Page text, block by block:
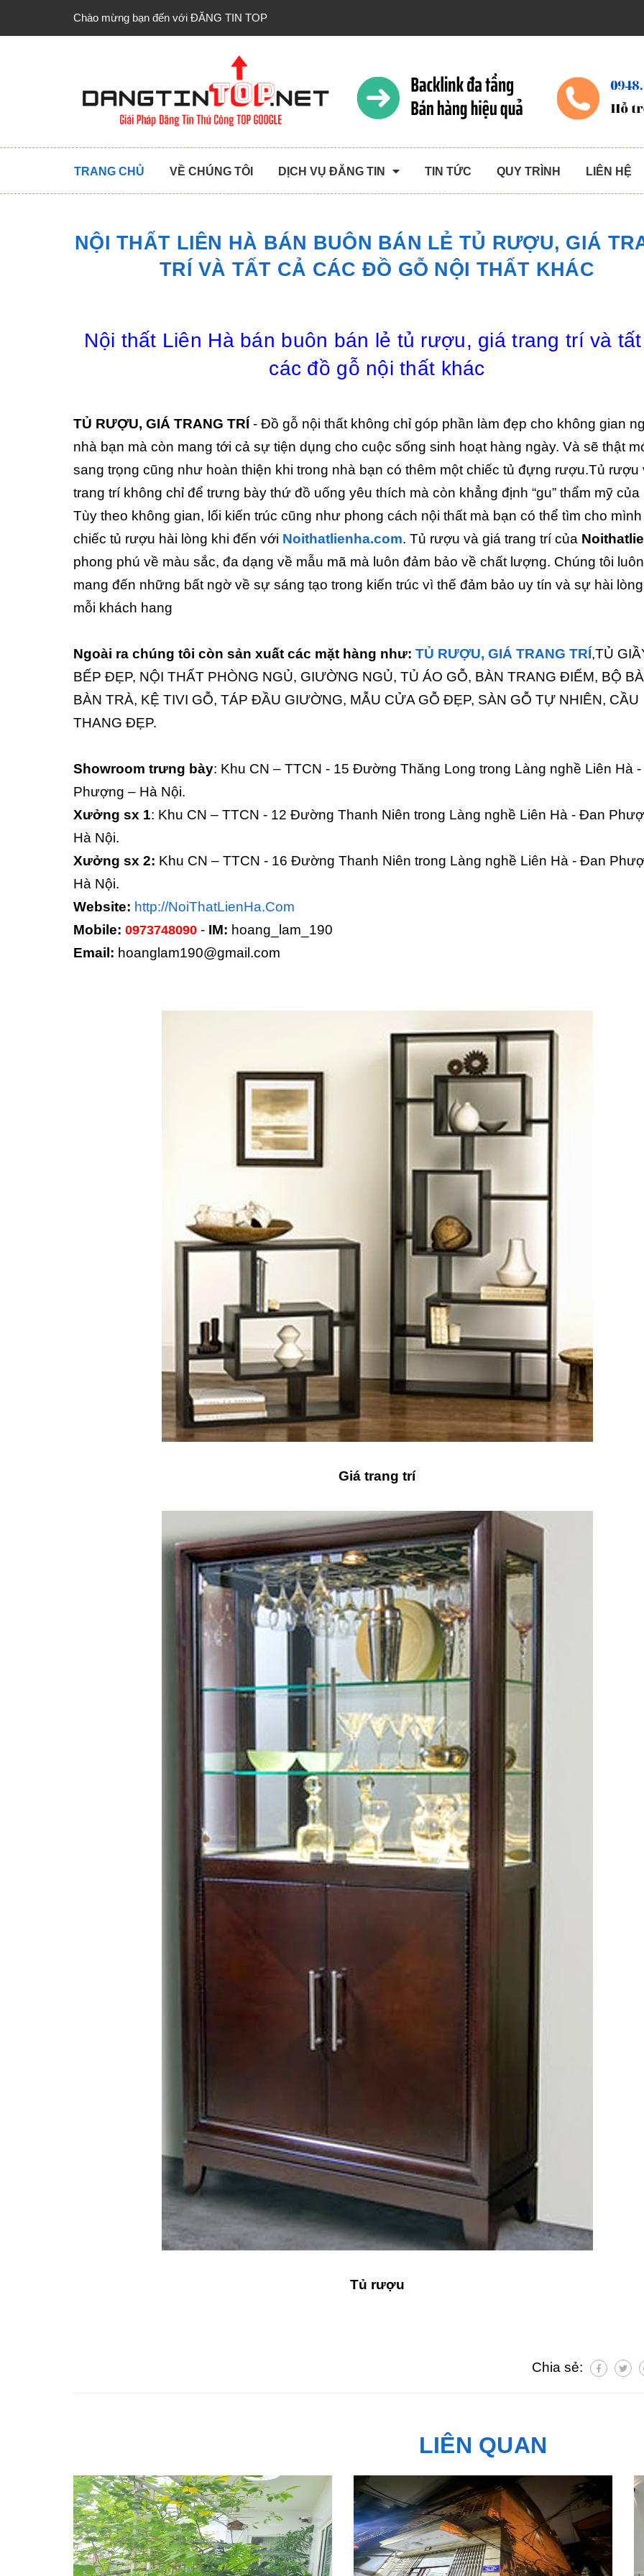
Chào mừng bạn đến với ĐĂNG TIN TOP
TRANG CHỦ VỀ CHÚNG TÔI DỊCH VỤ ĐĂNG TIN TIN TỨC QUY TRÌNH LIÊN HỆ
NỘI THẤT LIÊN HÀ BÁN BUÔN BÁN LẺ TỦ RƯỢU, GIÁ
TRÍ VÀ TẤT CẢ CÁC ĐỒ GỖ NỘI THẤT KHÁC
Nội thất Liên Hà bán buôn bán lẻ tủ rượu, giá trang trí và
các đồ gỗ nội thất khác
TỦ RƯỢU, GIÁ TRANG TRÍ - Đồ gỗ nội thất không chỉ góp phần làm đẹp cho không gian
nhà bạn mà còn mang tới cả sự tiện dụng cho cuộc sống sinh hoạt hàng ngày. Và sẽ thật
sang trọng cũng như hoàn thiện khi trong nhà bạn có thêm một chiếc tủ đựng rượu.Tủ rượu
trang trí không chỉ để trưng bày thứ đồ uống yêu thích mà còn khẳng định “gu” thẩm mỹ của
Tùy theo không gian, lối kiến trúc cũng như phong cách nội thất mà bạn có thể tìm cho
chiếc tủ rượu hài lòng khi đến với Noithatlienha.com. Tủ rượu và giá trang trí của
phong phú về màu sắc, đa dạng về mẫu mã mà luôn đảm bảo về chất lượng. Chúng tôi luôn
mang đến những bất ngờ về sự sáng tạo trong kiến trúc vì thế đảm bảo uy tín và sự hài
mỗi khách hang
Ngoài ra chúng tôi còn sản xuất các mặt hàng như: TỦ RƯỢU, GIÁ TRANG TRÍ,TỦ
BẾP ĐẸP, NỘI THẤT PHÒNG NGỦ, GIƯỜNG NGỦ, TỦ ÁO GỖ, BÀN TRANG ĐIỂM, BỘ
BÀN TRÀ, KỆ TIVI GỖ, TÁP ĐẦU GIƯỜNG, MẪU CỬA GỖ ĐẸP, SÀN GỖ TỰ NHIÊN, CẦU
THANG ĐẸP.
Showroom trưng bày: Khu CN – TTCN - 15 Đường Thăng Long trong Làng nghề Liên Hà
Phượng – Hà Nội.
Xưởng sx 1: Khu CN – TTCN - 12 Đường Thanh Niên trong Làng nghề Liên Hà - Đan
Hà Nội.
Xưởng sx 2: Khu CN – TTCN - 16 Đường Thanh Niên trong Làng nghề Liên Hà - Đan
Hà Nội.
Website: http://NoiThatLienHa.Com
Mobile: 0973748090 - IM: hoang_lam_190
Email: hoanglam190@gmail.com
Giá trang trí
Tủ rượu
Chia sẻ:
LIÊN QUAN